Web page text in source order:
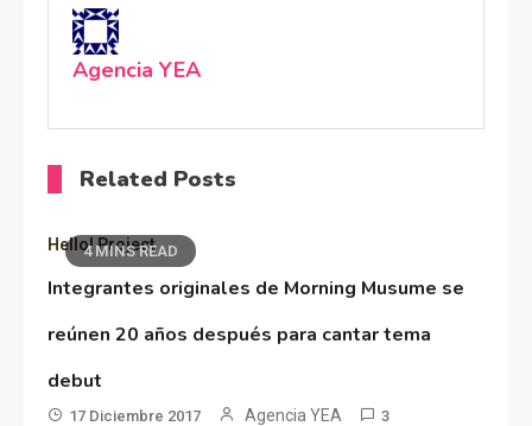
Agencia YEA
Related Posts
4 MINS READ
Hello! Project
Integrantes originales de Morning Musume se
reúnen 20 años después para cantar tema
debut
17 Diciembre 2017 Agencia YEA 3